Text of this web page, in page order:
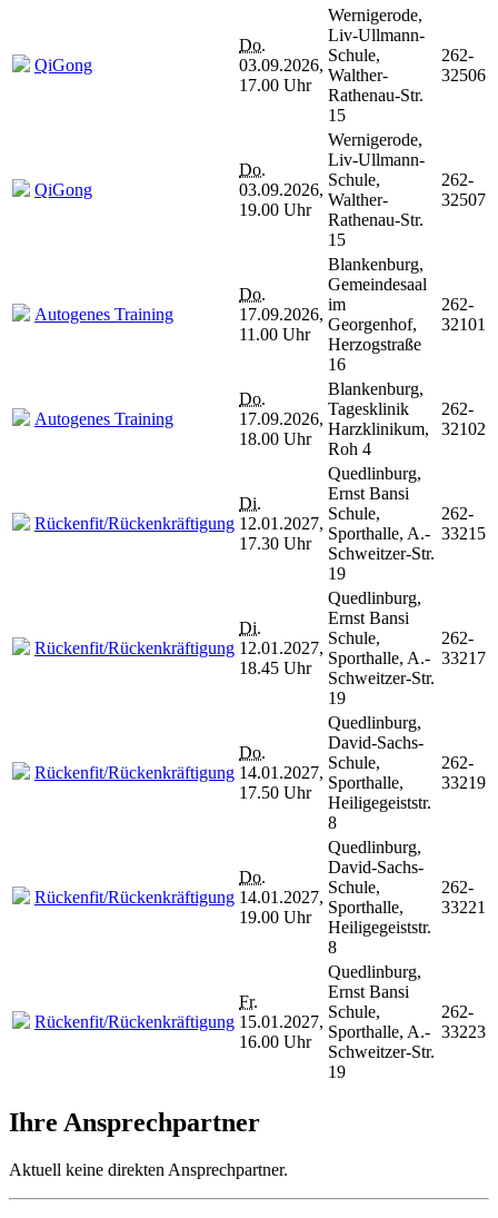
QiGong
Do.
03.09.2026,
17.00 Uhr
Wernigerode,
Liv-Ullmann-
Schule,
Walther-
Rathenau-Str.
15
262-
32506
QiGong
Do.
03.09.2026,
19.00 Uhr
Wernigerode,
Liv-Ullmann-
Schule,
Walther-
Rathenau-Str.
15
262-
32507
Autogenes Training
Do.
17.09.2026,
11.00 Uhr
Blankenburg,
Gemeindesaal
im
Georgenhof,
Herzogstraße
16
262-
32101
Autogenes Training
Do.
17.09.2026,
18.00 Uhr
Blankenburg,
Tagesklinik
Harzklinikum,
Roh 4
262-
32102
Rückenfit/Rückenkräftigung
Di.
12.01.2027,
17.30 Uhr
Quedlinburg,
Ernst Bansi
Schule,
Sporthalle, A.-
Schweitzer-Str.
19
262-
33215
Rückenfit/Rückenkräftigung
Di.
12.01.2027,
18.45 Uhr
Quedlinburg,
Ernst Bansi
Schule,
Sporthalle, A.-
Schweitzer-Str.
19
262-
33217
Rückenfit/Rückenkräftigung
Do.
14.01.2027,
17.50 Uhr
Quedlinburg,
David-Sachs-
Schule,
Sporthalle,
Heiligegeiststr.
8
262-
33219
Rückenfit/Rückenkräftigung
Do.
14.01.2027,
19.00 Uhr
Quedlinburg,
David-Sachs-
Schule,
Sporthalle,
Heiligegeiststr.
8
262-
33221
Rückenfit/Rückenkräftigung
Fr.
15.01.2027,
16.00 Uhr
Quedlinburg,
Ernst Bansi
Schule,
Sporthalle, A.-
Schweitzer-Str.
19
262-
33223
Ihre Ansprechpartner
Aktuell keine direkten Ansprechpartner.